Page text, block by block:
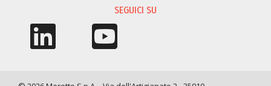
SEGUICI SU